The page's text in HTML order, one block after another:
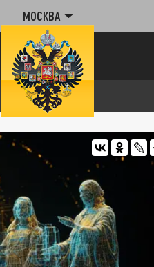
МОСКВА